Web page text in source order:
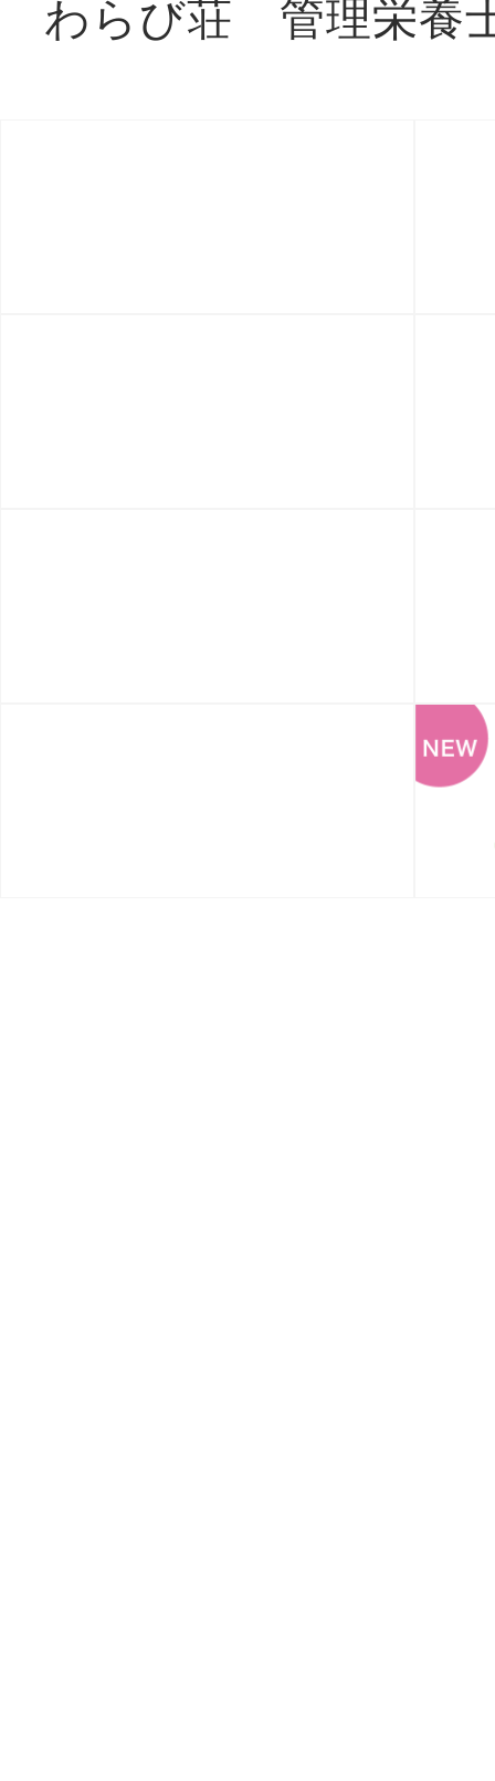
わらび荘 管理栄養